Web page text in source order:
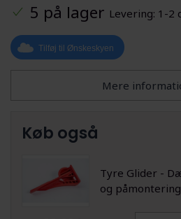
5 på lager Levering: 1-2
Tilføj til Ønskeskyen
Mere
Køb også
Tyre Glider -
og